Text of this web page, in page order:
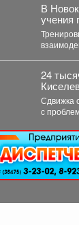
Ваза
В
учения
в
на
службы.
24
Сдвижка
с
ждут
для...